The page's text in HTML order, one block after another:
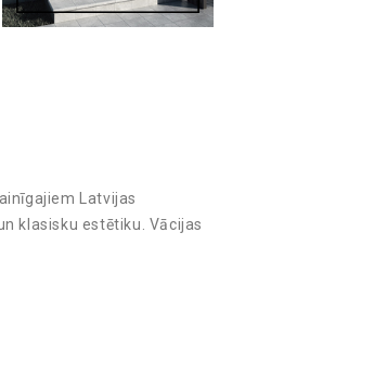
Latvijas
klasisku estētiku. Vācijas